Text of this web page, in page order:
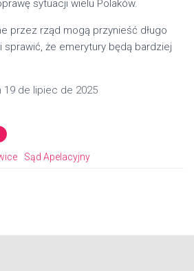
sytuacji wielu Polaków.
przez rząd mogą przynieść długo
sprawić, że emerytury będą bardziej
19 de lipiec de 2025
Sąd Apelacyjny